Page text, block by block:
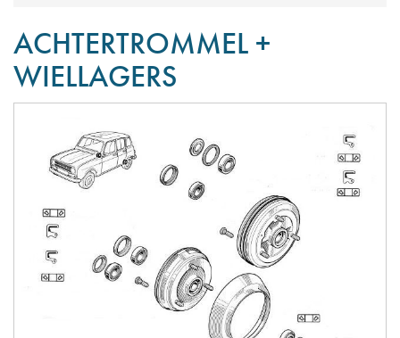
ACHTERTROMMEL +
WIELLAGERS